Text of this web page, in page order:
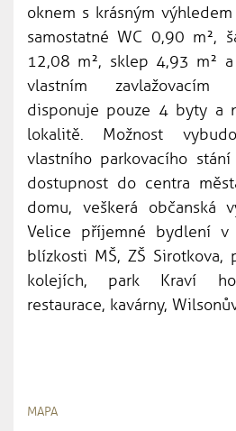
oknem s krásným
samostatné WC 0,90 m²,
12,08 m², sklep 4,93 m²
vlastním zavlažovacím
disponuje pouze 4 byty a
lokalitě. Možnost
vlastního parkovacího
dostupnost do centra
domu, veškerá občanská
Velice příjemné bydlení v
blízkosti MŠ, ZŠ Sirotkova,
kolejích, park Kraví
restaurace, kavárny,
MAPA